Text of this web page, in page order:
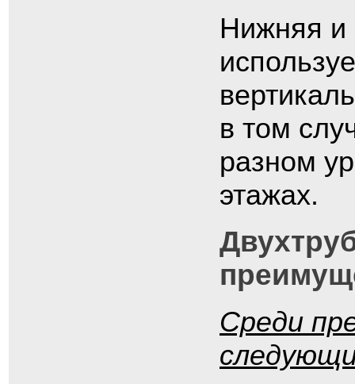
Нижняя и
в том
разном
этажах.
Среди